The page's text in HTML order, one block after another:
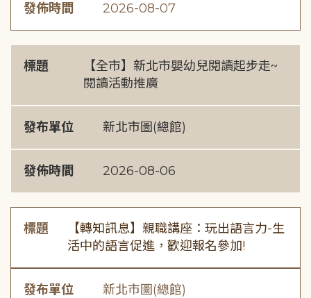
發佈時間 2026-08-07
標題
【全市】新北市嬰幼兒閱讀起步走~
閱讀活動推廣
發布單位 新北市圖(總館)
發佈時間 2026-08-06
標題
【轉知訊息】親職講座：玩出語言力-生
活中的語言促進，歡迎報名參加!
發布單位 新北市圖(總館)